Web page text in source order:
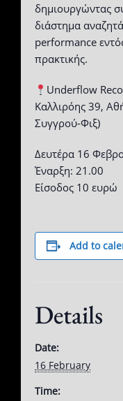
δημιουργώντας
διάστημα
performance
πρακτικής.
Underflow
Καλλιρόης 39,
Συγγρού-Φιξ)
Δευτέρα 16
Έναρξη: 21.00
Είσοδος 10 ευρώ
Add to
Details
Date:
16 February
Time: